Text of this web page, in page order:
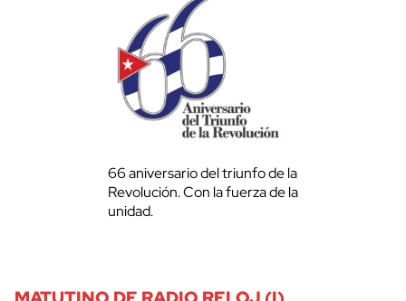
66 aniversario del triunfo de la
Revolución. Con la fuerza de la
unidad.